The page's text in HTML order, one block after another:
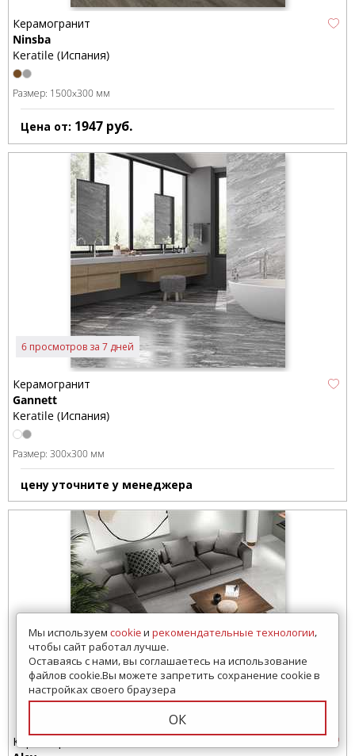
Керамогранит
Ninsba
Keratile (Испания)
Размер: 1500x300 мм
Цена от: 1947 руб.
6 просмотров за 7 дней
Керамогранит
Gannett
Keratile (Испания)
Размер: 300x300 мм
цену уточните у менеджера
Керамогранит
Мы используем cookieи рекомендательные технологии,
чтобы сайт работал лучше.
Оставаясь с нами, вы соглашаетесь на использование
файлов cookie.Вы можете запретить сохранение cookie в
настройках своего браузера
ОК